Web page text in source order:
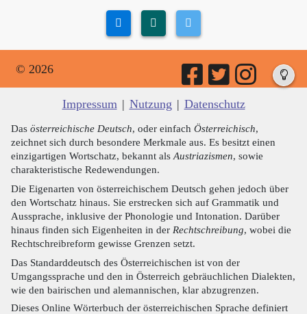
© 2026
Impressum | Nutzung | Datenschutz
Das österreichische Deutsch, oder einfach Österreichisch,
zeichnet sich durch besondere Merkmale aus. Es besitzt einen
einzigartigen Wortschatz, bekannt als Austriazismen, sowie
charakteristische Redewendungen.
Die Eigenarten von österreichischem Deutsch gehen jedoch über
den Wortschatz hinaus. Sie erstrecken sich auf Grammatik und
Aussprache, inklusive der Phonologie und Intonation. Darüber
hinaus finden sich Eigenheiten in der Rechtschreibung, wobei die
Rechtschreibreform gewisse Grenzen setzt.
Das Standarddeutsch des Österreichischen ist von der
Umgangssprache und den in Österreich gebräuchlichen Dialekten,
wie den bairischen und alemannischen, klar abzugrenzen.
Dieses Online Wörterbuch der österreichischen Sprache definiert